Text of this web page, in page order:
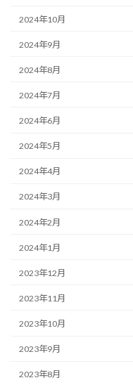
2024年10月
2024年9月
2024年8月
2024年7月
2024年6月
2024年5月
2024年4月
2024年3月
2024年2月
2024年1月
2023年12月
2023年11月
2023年10月
2023年9月
2023年8月